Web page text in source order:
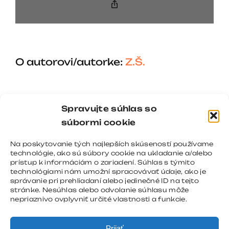
Spravujte súhlas so
súbormi cookie
Na poskytovanie tých najlepších skúseností používame
technológie, ako sú súbory cookie na ukladanie a/alebo
prístup k informáciám o zariadení. Súhlas s týmito
technológiami nám umožní spracovávať údaje, ako je
správanie pri prehliadaní alebo jedinečné ID na tejto
stránke. Nesúhlas alebo odvolanie súhlasu môže
nepriaznivo ovplyvniť určité vlastnosti a funkcie.
O autorovi/autorke: Z.Š.